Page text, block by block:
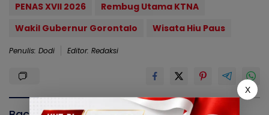
PENAS XVII 2026
Rembug Utama KTNA
Wakil Gubernur Gorontalo
Wisata Hiu Paus
Penulis: Dodi Editor: Redaksi
X